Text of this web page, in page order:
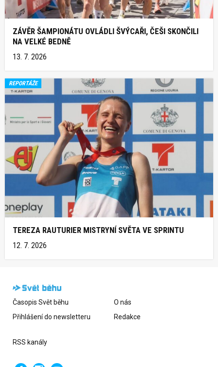
ZÁVĚR ŠAMPIONÁTU OVLÁDLI ŠVÝCAŘI, ČEŠI SKONČILI
NA VELKÉ BEDNĚ
13. 7. 2026
REPORTÁŽE
TEREZA RAUTURIER MISTRYNÍ SVĚTA VE SPRINTU
12. 7. 2026
Časopis Svět běhu
Přihlášení do newsletteru
O nás
Redakce
RSS kanály